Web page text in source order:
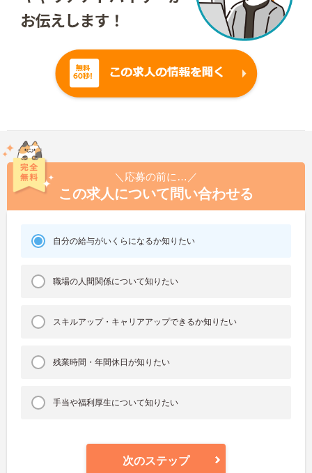
＼応募の前に…／
この求人について問い合わせる
自分の給与がいくらになるか知りたい
職場の人間関係について知りたい
スキルアップ・キャリアアップできるか知りたい
残業時間・年間休日が知りたい
手当や福利厚生について知りたい
次のステップ